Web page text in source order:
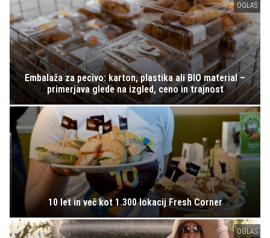
OGLAS
Embalaža za pecivo: karton, plastika ali BIO material –
primerjava glede na izgled, ceno in trajnost
10 let in več kot 1.300 lokacij Fresh Corner
OGLAS